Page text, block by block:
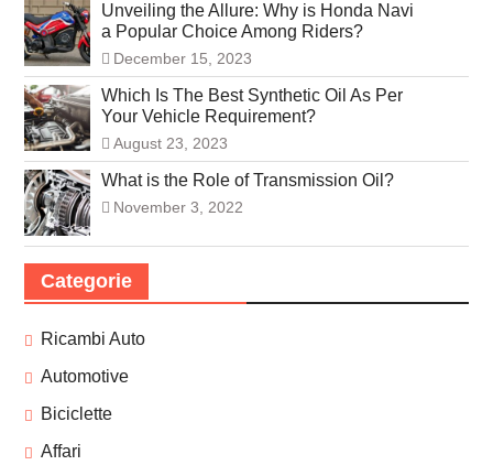
Unveiling the Allure: Why is Honda Navi
a Popular Choice Among Riders?
December 15, 2023
Which Is The Best Synthetic Oil As Per
Your Vehicle Requirement?
August 23, 2023
What is the Role of Transmission Oil?
November 3, 2022
Categorie
Ricambi Auto
Automotive
Biciclette
Affari